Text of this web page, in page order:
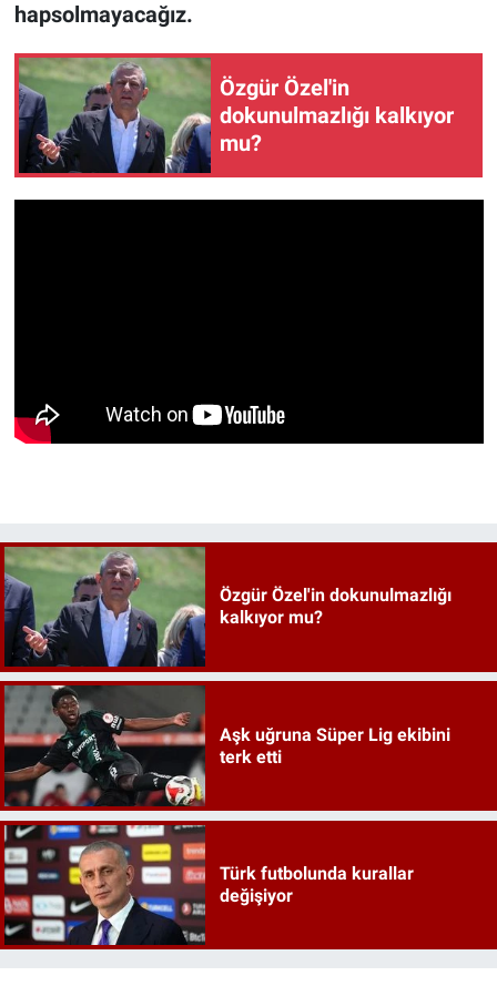
hapsolmayacağız.
Özgür Özel'in
dokunulmazlığı kalkıyor
mu?
Özgür Özel'in dokunulmazlığı
kalkıyor mu?
Aşk uğruna Süper Lig ekibini
terk etti
Türk futbolunda kurallar
değişiyor